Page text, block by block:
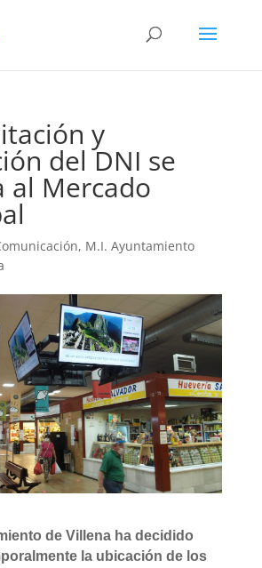
y
del DNI se
al Mercado
, M.I. Ayuntamiento
de Villena ha decidido
la ubicaciónde los